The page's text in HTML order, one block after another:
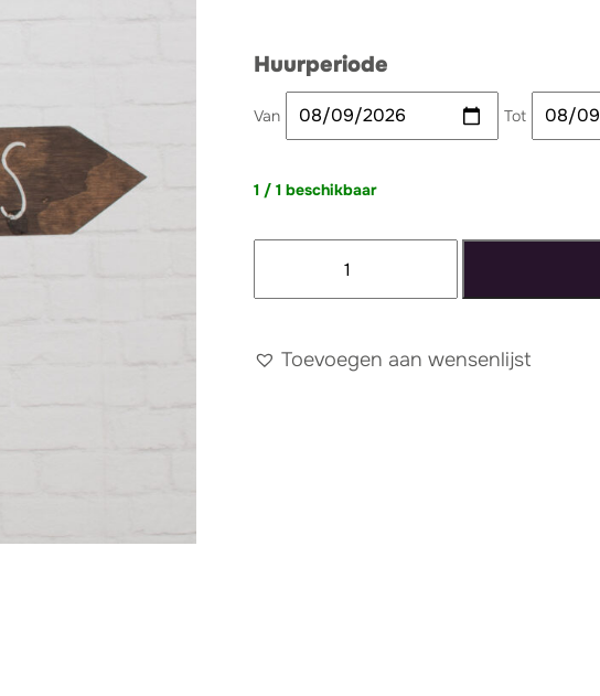
Huurperiode
Van Tot
1 / 1 beschikbaar
aantal
Toevoegen aan wensenlijst